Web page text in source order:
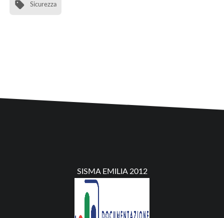
Sicurezza
SISMA EMILIA 2012